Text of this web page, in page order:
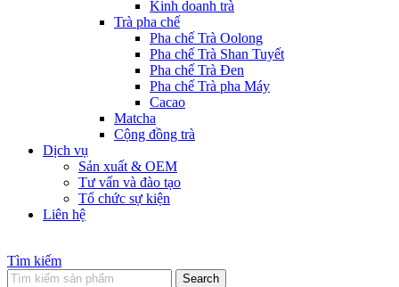
Kinh doanh trà
Trà pha chế
Pha chế Trà Oolong
Pha chế Trà Shan Tuyết
Pha chế Trà Đen
Pha chế Trà pha Máy
Cacao
Matcha
Cộng đồng trà
Dịch vụ
Sản xuất & OEM
Tư vấn và đào tạo
Tổ chức sự kiện
Liên hệ
Tìm kiếm
Search